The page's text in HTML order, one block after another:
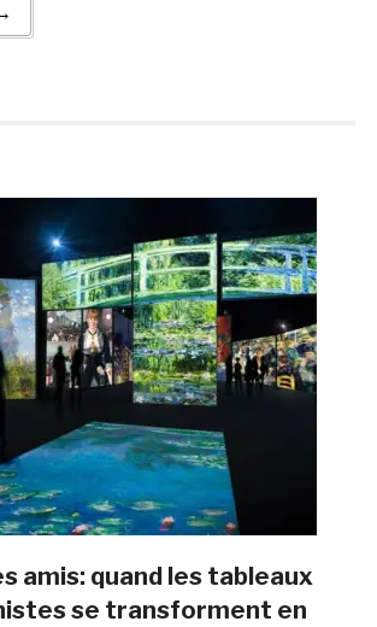
amis: quand les tableaux
se transforment en